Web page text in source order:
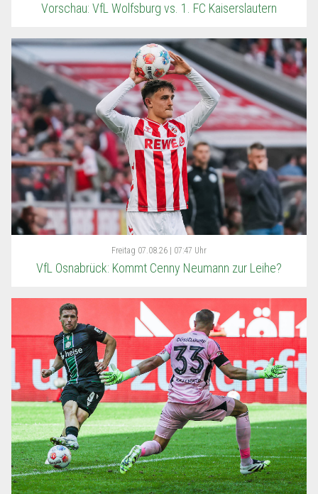
Vorschau: VfL Wolfsburg vs. 1. FC Kaiserslautern
Freitag 07.08.26 | 07:47 Uhr
VfL Osnabrück: Kommt Cenny Neumann zur Leihe?